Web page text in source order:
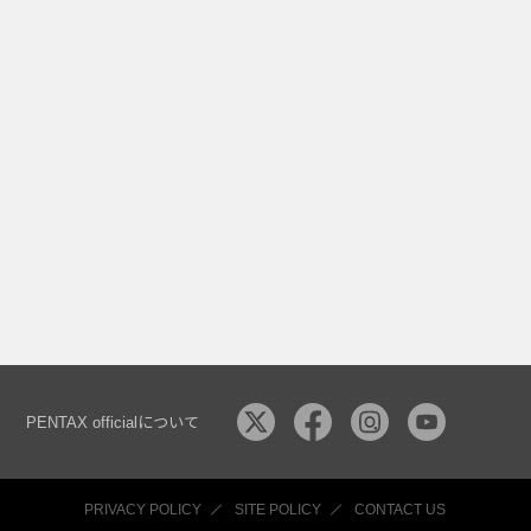
PENTAX officialについて
PRIVACY POLICY SITE POLICY CONTACT US